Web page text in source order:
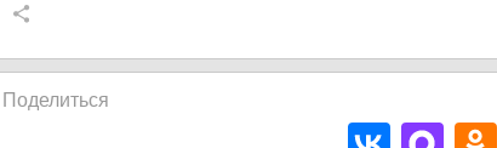
Поделиться